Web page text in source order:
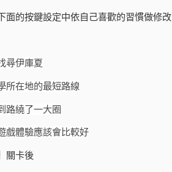
面的按鍵設定中依自己喜歡的習慣做修改
尋伊庫夏
所在地的最短路線
路繞了一大圈
戲體驗應該會比較好
關卡後